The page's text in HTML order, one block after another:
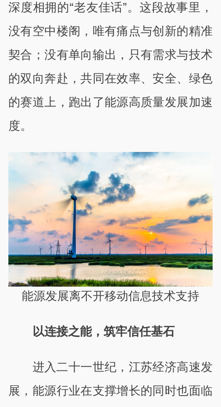
深度相拥的“老友佳话”。这段故事里，
没有空中楼阁，唯有痛点与创新的精准
契合；没有单向输出，只有需求与技术
的双向奔赴，共同在效率、安全、绿色
的赛道上，跑出了能源高质量发展加速
度。
能源发展离不开移动信息技术支持
以连接之能，筑牢信任基石​
进入二十一世纪，江苏经济高速发
展，能源行业在支撑增长的同时也面临